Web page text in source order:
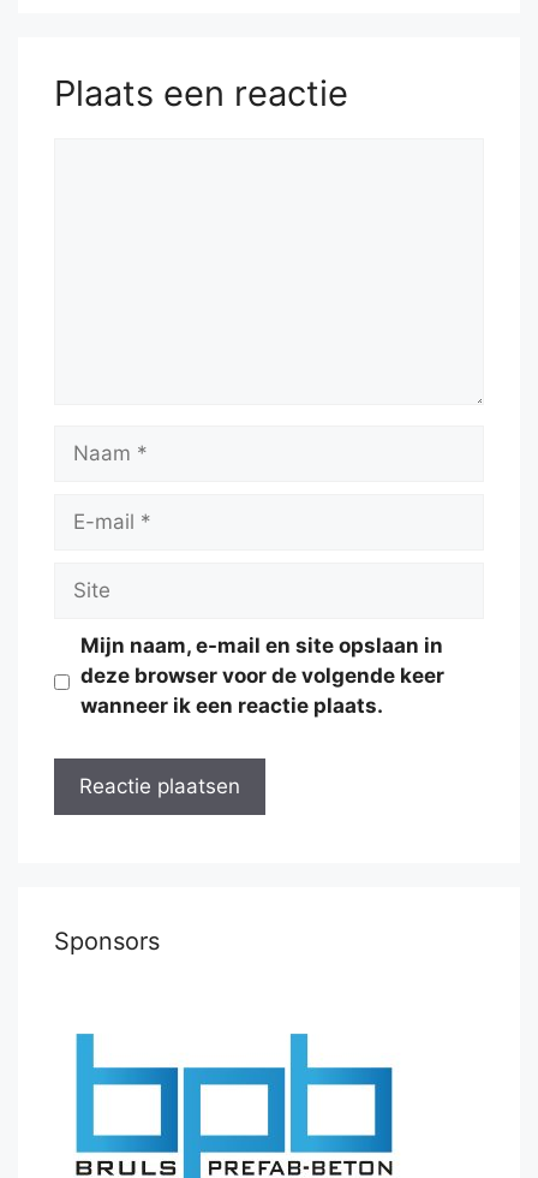
Plaats een reactie
Naam
Site
Mijn naam, e-mail en site opslaan in
deze browser voor de volgende keer
wanneer ik een reactie plaats.
Sponsors